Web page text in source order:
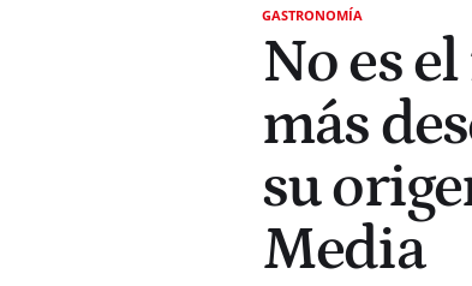
GASTRONOMÍA
No es
más
su
Media